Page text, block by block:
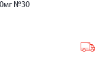
№30